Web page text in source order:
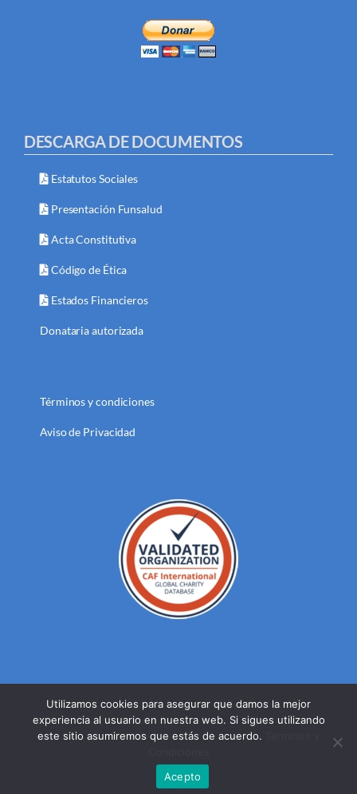
DESCARGA DE DOCUMENTOS
Estatutos Sociales
Presentación Funsalud
Acta Constitutiva
Código de Ética
Estados Financieros
Donataria autorizada
Términos y condiciones
Aviso de Privacidad
© DERECHOS RESERVADOS FUNDACION MEXICANA PARA LA
SALUD A.C. 2023 | AVISO DE PRIVACIDAD
Facebook
Twitter
Utilizamos cookies para asegurar que damos la mejor
experiencia al usuario en nuestra web. Si sigues utilizando
este sitio asumiremos que estás de acuerdo.
Acepto